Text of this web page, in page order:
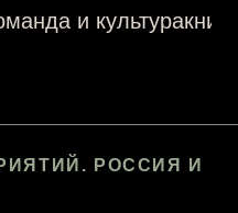
и культуракниги
РОССИЯ И